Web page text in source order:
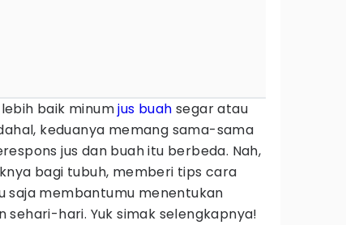
baik minumjus buah segar atau
keduanya memang sama-sama
jus dan buah itu berbeda. Nah,
bagi tubuh, memberi tips cara
saja membantumu menentukan
hari. Yuk simak selengkapnya!